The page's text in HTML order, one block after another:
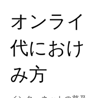
オンラ
代にお
み方